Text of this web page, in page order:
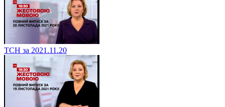
ТСН за 2021.11.20